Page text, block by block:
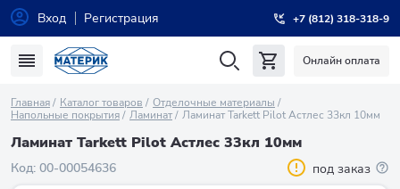
Вход Регистрация +7 (812) 318-318-9
Онлайн оплата
Главная Каталог товаров
Отделочные материалы
Напольные покрытия
Ламинат Ламинат Tarkett Pilot Астлес 33кл 10мм
Ламинат Tarkett Pilot Астлес 33кл 10мм
Код: 00-00054636 под заказ